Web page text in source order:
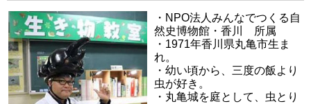
・NPO法人みんなでつくる自
然史博物館・香川 所属
・1971年香川県丸亀市生ま
れ。
・幼い頃から、三度の飯より
虫が好き。
・丸亀城を庭として、虫とり